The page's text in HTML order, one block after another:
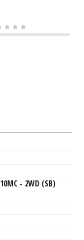
- 2WD (SB)